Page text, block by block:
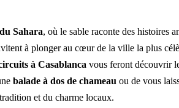
Sahara, où le sable raconte des histoires
à plonger au cœur de la ville la plus
à Casablanca vous feront découvrir
balade à dos de chameau ou de vous
et du charme locaux.